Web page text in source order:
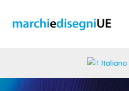
contenuto
Italiano